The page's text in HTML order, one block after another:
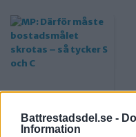
Battrestadsdel.se -
Information
MP: Därför måste